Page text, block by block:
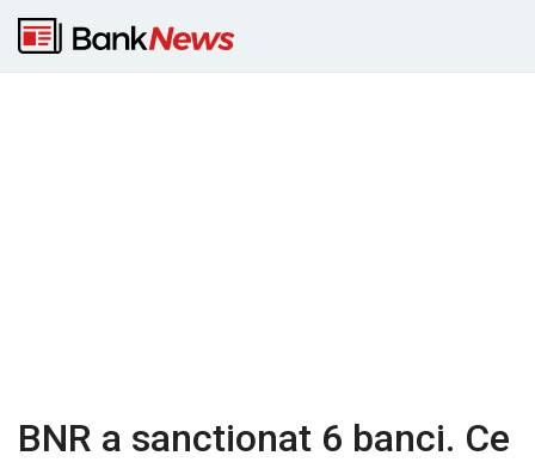
BNR a sanctionat 6 banci. Ce